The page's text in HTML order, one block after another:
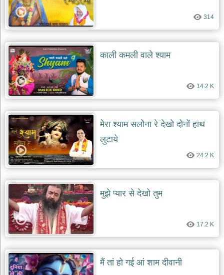
भजन
जोड़ें
add
bhajans
314
काली कमली वाले श्याम
14.2 K
मेरा श्याम सलोना रे देखो दोनों हाथ
लुटाये
24.2 K
मुझे प्यार से देखो तुम
17.2 K
मैं तां हो गई आं शाम दीवानी